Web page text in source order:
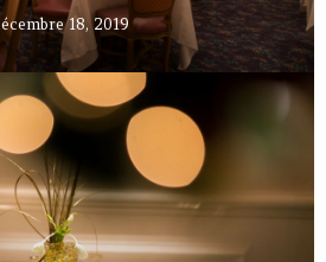
18, 2019